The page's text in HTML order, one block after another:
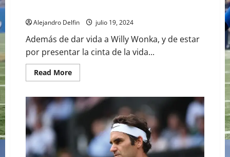
Alejandro Delfin julio 19, 2024
Además de dar vida a Willy Wonka, y de estar
por presentar la cinta de la vida...
Read MoreRead
more
CHALAMET
SERÁ
PARTE
UNA
PELÍCULA
ADENTRADA
EN